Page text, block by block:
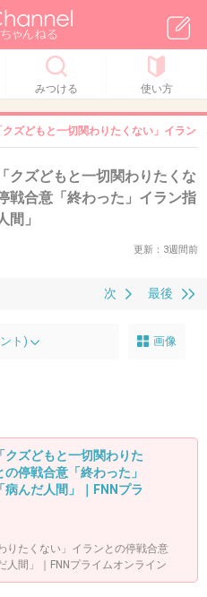
みつける 使い方
クズどもと一切関わりたくない」イラ
クズどもと一切関わりたくな
戦合意「終わった」イラン指
間」
更新：3週間前
最後
次
ト) 画像
クズどもと一切関わりた
停戦合意「終わった」
病んだ人間」｜FNNプラ
りたくない」イランとの停戦合意
人間」｜FNNプライムオンライン